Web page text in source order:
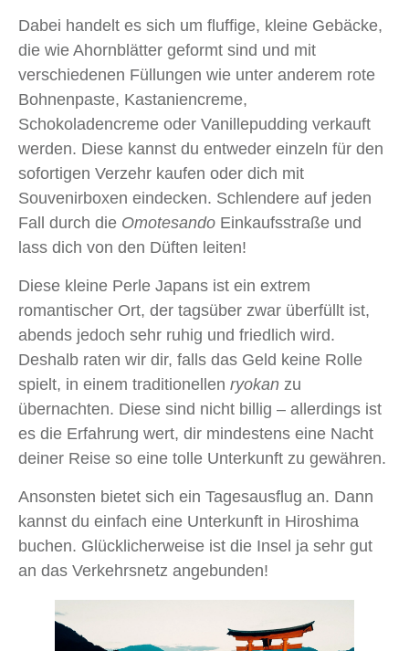
Dabei handelt es sich um fluffige, kleine Gebäcke,
die wie Ahornblätter geformt sind und mit
verschiedenen Füllungen wie unter anderem rote
Bohnenpaste, Kastaniencreme,
Schokoladencreme oder Vanillepudding verkauft
werden. Diese kannst du entweder einzeln für den
sofortigen Verzehr kaufen oder dich mit
Souvenirboxen eindecken. Schlendere auf jeden
Fall durch die Omotesando Einkaufsstraße und
lass dich von den Düften leiten!
Diese kleine Perle Japans ist ein extrem
romantischer Ort, der tagsüber zwar überfüllt ist,
abends jedoch sehr ruhig und friedlich wird.
Deshalb raten wir dir, falls das Geld keine Rolle
spielt, in einem traditionellen ryokan zu
übernachten. Diese sind nicht billig – allerdings ist
es die Erfahrung wert, dir mindestens eine Nacht
deiner Reise so eine tolle Unterkunft zu gewähren.
Ansonsten bietet sich ein Tagesausflug an. Dann
kannst du einfach eine Unterkunft in Hiroshima
buchen. Glücklicherweise ist die Insel ja sehr gut
an das Verkehrsnetz angebunden!